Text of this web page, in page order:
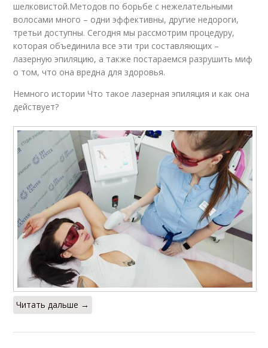
шелковистой.Методов по борьбе с нежелательными
волосами много – одни эффективны, другие недороги,
третьи доступны. Сегодня мы рассмотрим процедуру,
которая объединила все эти три составляющих –
лазерную эпиляцию, а также постараемся разрушить миф
о том, что она вредна для здоровья.
Немного истории Что такое лазерная эпиляция и как она
действует?
Читать дальше →